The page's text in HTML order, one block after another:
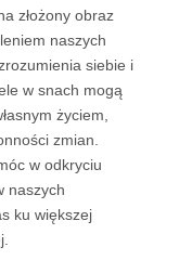
złożony obraz
naszych
siebie i
w snach mogą
życiem,
zmian.
w odkryciu
naszych
ku większej